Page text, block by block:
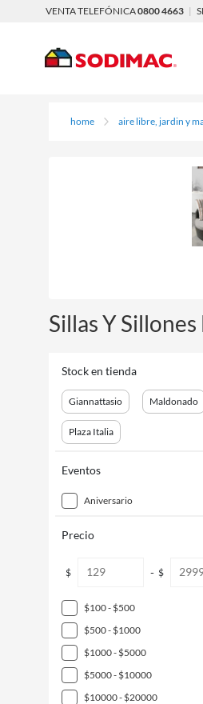
VENTA TELEFÓNICA0800 4663 |
home aire libre, jardin y
Sillas Y
Stock en tienda
Giannattasio Maldonado
Plaza Italia
Eventos
aniversario
Precio
$ - $
$100 - $500
$500 - $1000
$1000 - $5000
$5000 - $10000
$10000 - $20000